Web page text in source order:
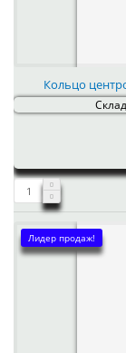
Кольцо
Лидер продаж!